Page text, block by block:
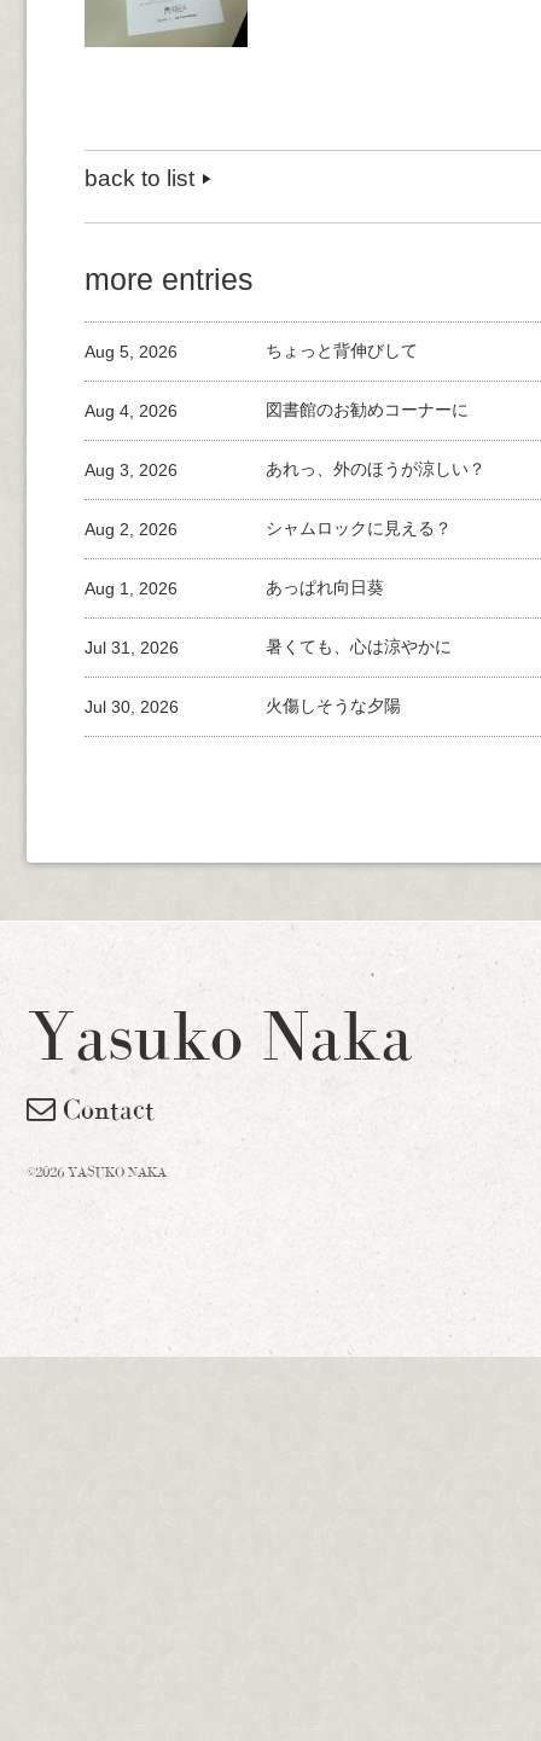
back to list
more entries
ちょっと背伸びして
Aug 5, 2026
図書館のお勧めコーナーに
Aug 4, 2026
あれっ、外のほうが涼しい？
Aug 3, 2026
シャムロックに見える？
Aug 2, 2026
あっぱれ向日葵
Aug 1, 2026
暑くても、心は涼やかに
Jul 31, 2026
火傷しそうな夕陽
Jul 30, 2026
Yasuko Naka
Contact
©2026 YASUKO NAKA